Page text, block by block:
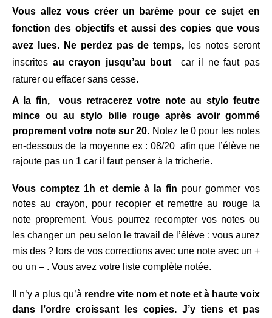
Vous allez vous créer un barème pour ce sujet en
fonction des objectifs et aussi des copies que vous
avez lues. Ne perdez pas de temps, les notes seront
inscrites au crayon jusqu’au bout car il ne faut pas
raturer ou effacer sans cesse.
A la fin, vous retracerez votre note au stylo feutre
mince ou au stylo bille rouge après avoir gommé
proprement votre note sur 20. Notez le 0 pour les notes
en-dessous de la moyenne ex : 08/20 afin que l’élève ne
rajoute pas un 1 car il faut penser à la tricherie.
Vous comptez 1h et demie à la fin pour gommer vos
notes au crayon, pour recopier et remettre au rouge la
note proprement. Vous pourrez recompter vos notes ou
les changer un peu selon le travail de l’élève : vous aurez
mis des ? lors de vos corrections avec une note avec un +
ou un – . Vous avez votre liste complète notée.
Il n’y a plus qu’à rendre vite nom et note et à haute voix
dans l’ordre croissant les copies. J’y tiens et pas